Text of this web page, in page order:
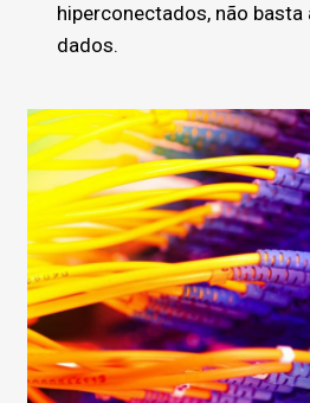
hiperconectados, não
dados.